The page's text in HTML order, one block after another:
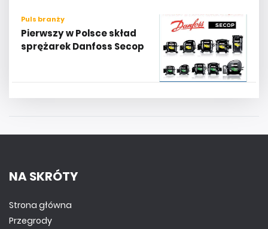
Puls branży
Pierwszy w Polsce skład
sprężarek Danfoss Secop
NA SKRÓTY
Strona główna
Przegrody